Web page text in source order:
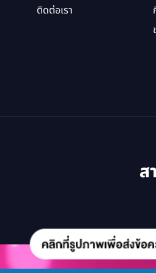
ติดต่อเรา
ส